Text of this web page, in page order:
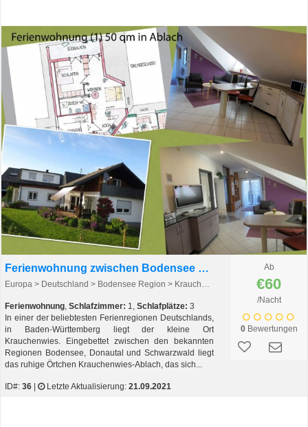
Ferienwohnung zwischen Bodensee und Schwarzwald
Europa > Deutschland > Bodensee Region > Krauchenwies - Ablach > Krauchenwies - Ablach
Ferienwohnung, Schlafzimmer: 1, Schlafplätze: 3
In einer der beliebtesten Ferienregionen Deutschlands,
in Baden-Württemberg liegt der kleine Ort
Krauchenwies. Eingebettet zwischen den bekannten
Regionen Bodensee, Donautal und Schwarzwald liegt
das ruhige Örtchen Krauchenwies-Ablach, das sich...
ID#: 36 Letzte Aktualisierung: 21.09.2021
Ab
€60
/Nacht
0Bewertungen